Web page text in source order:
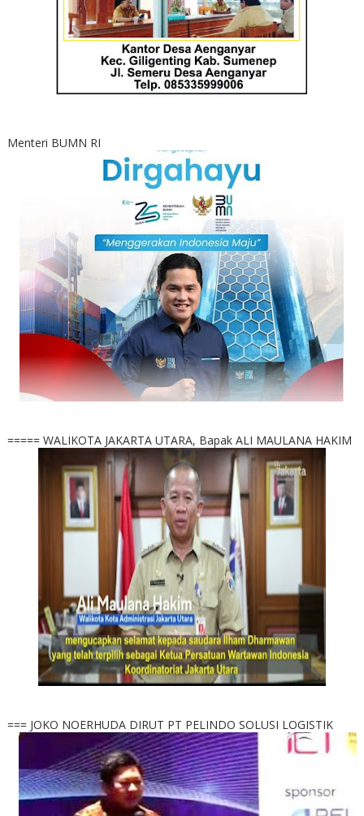
Menteri BUMN RI
===== WALIKOTA JAKARTA UTARA, Bapak ALI MAULANA HAKIM
=== JOKO NOERHUDA DIRUT PT PELINDO SOLUSI LOGISTIK